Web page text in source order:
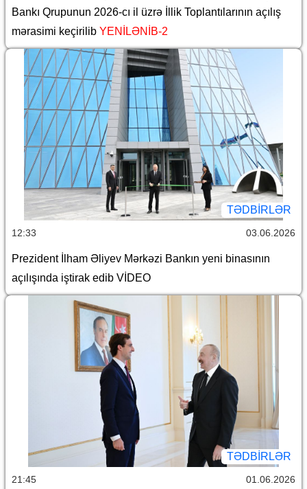
Bankı Qrupunun 2026-cı il üzrə İllik Toplantılarının açılış
mərasimi keçirilib YENİLƏNİB-2
TƏDBIRLƏR
12:33 03.06.2026
Prezident İlham Əliyev Mərkəzi Bankın yeni binasının
açılışında iştirak edib VİDEO
TƏDBIRLƏR
21:45 01.06.2026